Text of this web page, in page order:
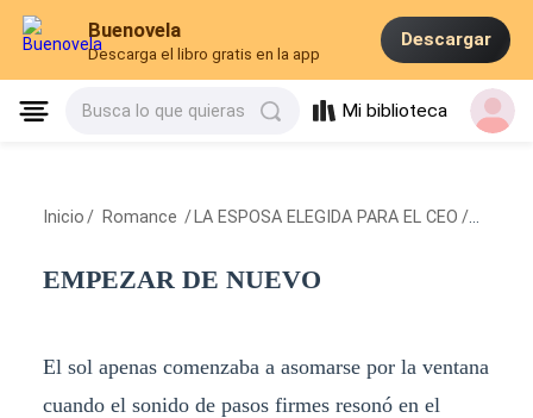
Buenovela
Descarga el libro gratis en la app
Descargar
Busca lo que quieras Mi biblioteca
Inicio / Romance / LA ESPOSA ELEGIDA PARA EL CEO /
EMPEZAR DE NUEVO
El sol apenas comenzaba a asomarse por la ventana
cuando el sonido de pasos firmes resonó en el